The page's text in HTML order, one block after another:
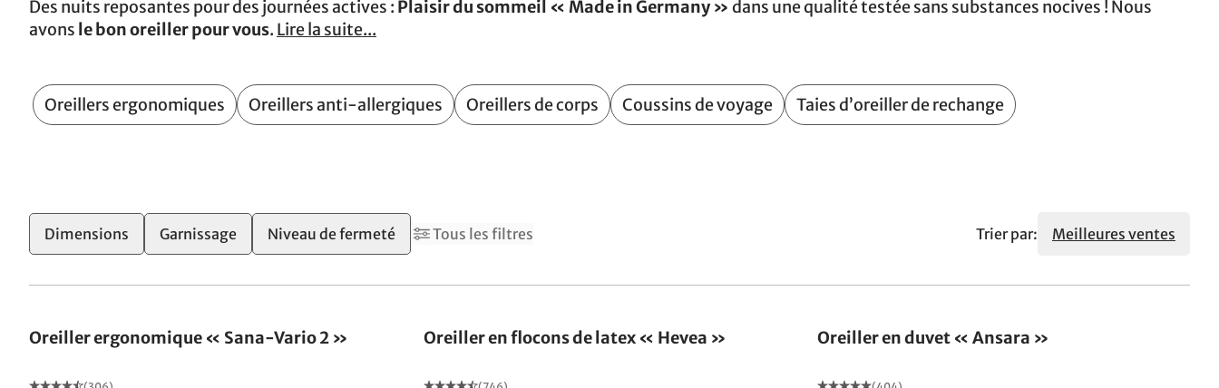
Des nuits reposantes pour des journées actives : Plaisir du sommeil « Made in Germany » dans une qualité testée sans substances nocives ! Nous
avons le bon oreiller pour vous. Lire la suite...
Oreillers ergonomiques Oreillers anti-allergiques Oreillers de corps Coussins de voyage Taies d’oreiller de rechange
Dimensions Garnissage Niveau de fermeté Tous les filtres Trier par: Meilleures ventes
Oreiller ergonomique « Sana-Vario 2 » Oreiller en flocons de latex « Hevea » Oreiller en duvet « Ansara »